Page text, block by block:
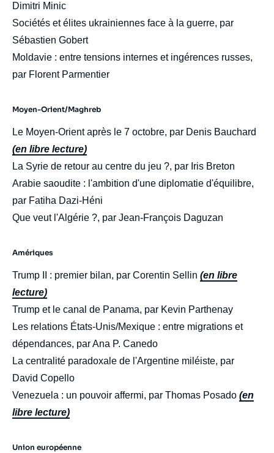
Dimitri Minic
Sociétés et élites ukrainiennes face à la guerre, par
Sébastien Gobert
Moldavie : entre tensions internes et ingérences russes,
par Florent Parmentier
Moyen-Orient/Maghreb
Le Moyen-Orient après le 7 octobre, par Denis Bauchard
(en libre lecture)
La Syrie de retour au centre du jeu ?, par Iris Breton
Arabie saoudite : l'ambition d'une diplomatie d'équilibre,
par Fatiha Dazi-Héni
Que veut l'Algérie ?, par Jean-François Daguzan
Amériques
Trump II : premier bilan, par Corentin Sellin (en libre
lecture)
Trump et le canal de Panama, par Kevin Parthenay
Les relations États-Unis/Mexique : entre migrations et
dépendances, par Ana P. Canedo
La centralité paradoxale de l'Argentine miléiste, par
David Copello
Venezuela : un pouvoir affermi, par Thomas Posado (en
libre lecture)
Union européenne
couverture